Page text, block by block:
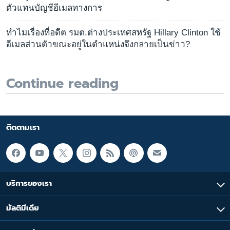
ตัวแทนบัญชีอีเมลทางการ
ทำไมเรื่องที่อดีต รมต.ต่างประเทศสหรัฐ Hillary Clinton ใช้
อีเมลส่วนตัวขณะอยู่ในตำแหน่งจึงกลายเป็นข่าว?
Continue reading
ติดตามเรา
บริการของเรา
มัลติมีเดีย